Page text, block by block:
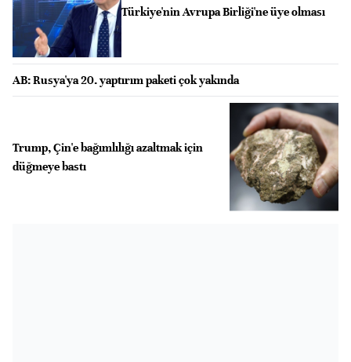
Türkiye'nin Avrupa Birliği'ne üye olması
AB: Rusya'ya 20. yaptırım paketi çok yakında
Trump, Çin'e bağımlılığı azaltmak için
düğmeye bastı